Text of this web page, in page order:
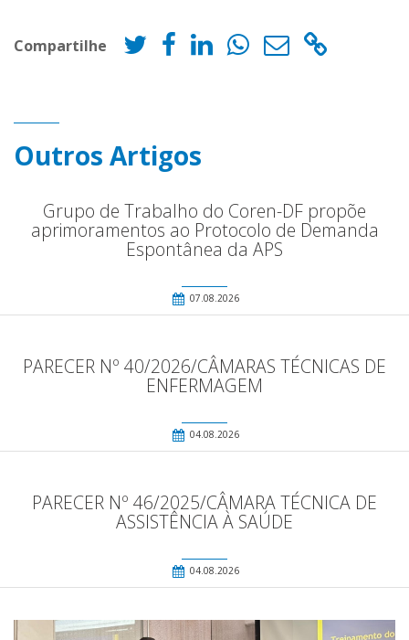
Compartilhe
Outros Artigos
Grupo de Trabalho do Coren-DF propõe
aprimoramentos ao Protocolo de Demanda
Espontânea da APS
07.08.2026
PARECER Nº 40/2026/CÂMARAS TÉCNICAS DE
ENFERMAGEM
04.08.2026
PARECER Nº 46/2025/CÂMARA TÉCNICA DE
ASSISTÊNCIA À SAÚDE
04.08.2026